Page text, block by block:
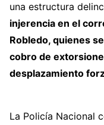
una estructura
injerencia en el
Robledo, quienes
cobro de
desplazamiento
La Policía Nacional